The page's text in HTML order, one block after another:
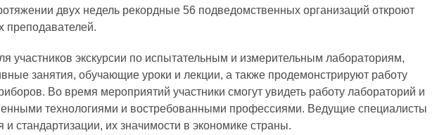
двух недель рекордные 56 подведомственных организаций откроют
преподавателей.
участников экскурсии по испытательным и измерительным лабораториям,
занятия, обучающие уроки и лекции, а также продемонстрируют работу
Во время мероприятий участники смогут увидеть работу лабораторий и
технологиями и востребованными профессиями. Ведущие специалисты
и стандартизации, их значимости в экономике страны.